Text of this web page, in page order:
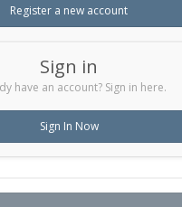
Register a new account
Sign in
have an account? Sign in here.
Sign In Now